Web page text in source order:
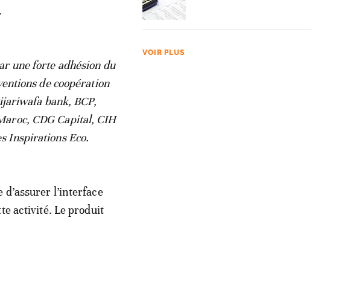
une forte adhésion du
de coopération
bank, BCP,
CDG Capital, CIH
Inspirations Eco.
l’interface
activité. Le produit
VOIR PLUS